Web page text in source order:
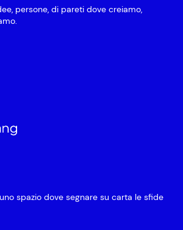
persone, di pareti dove creiamo,
spazio dove segnare su carta le sfide